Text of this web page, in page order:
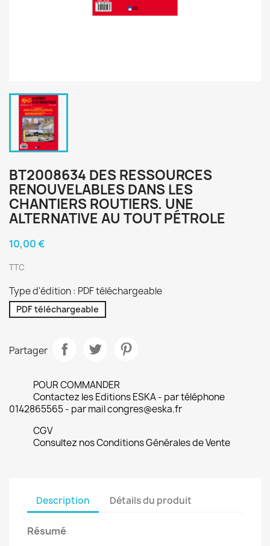
BT2008634 DES RESSOURCES
RENOUVELABLES DANS LES
CHANTIERS ROUTIERS. UNE
ALTERNATIVE AU TOUT PÉTROLE
10,00 €
TTC
Type d'édition : PDF téléchargeable
PDF téléchargeable
Partager
POUR COMMANDER
Contactez les Editions ESKA - par téléphone
0142865565 - par mail congres@eska.fr
CGV
Consultez nos Conditions Générales de Vente
Description Détails du produit
Résumé